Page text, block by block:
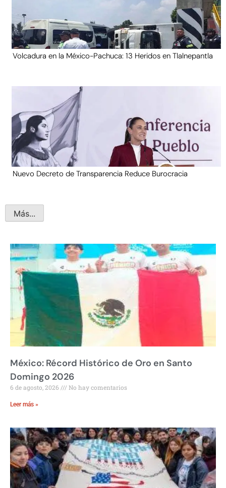
Volcadura en la México-Pachuca: 13 Heridos en Tlalnepantla
Nuevo Decreto de Transparencia Reduce Burocracia
Más...
México: Récord Histórico de Oro en Santo
Domingo 2026
6 de agosto, 2026 No hay comentarios
Leer más »